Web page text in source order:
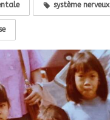
système nerveux